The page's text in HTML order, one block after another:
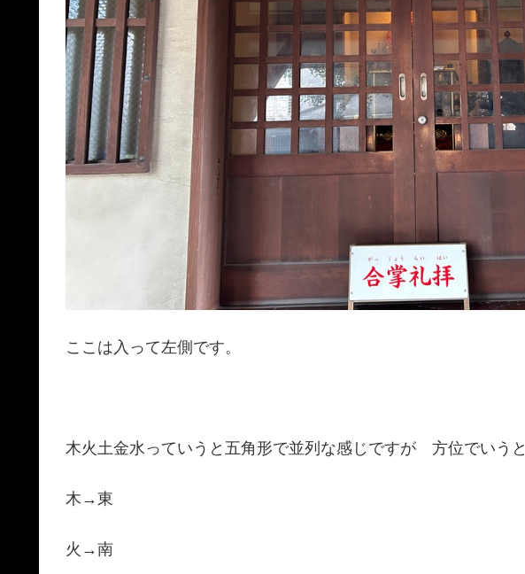
ここは入って左側です。
木火土金水っていうと五角形で並列な感じですが 方位でいうと
木→東
火→南